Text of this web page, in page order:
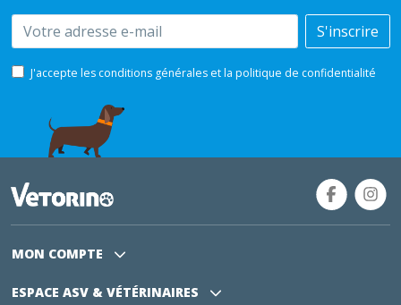
Email S'inscrire
J'accepte les conditions générales et la politique de confidentialité
MON COMPTE
ESPACE ASV & VÉTÉRINAIRES